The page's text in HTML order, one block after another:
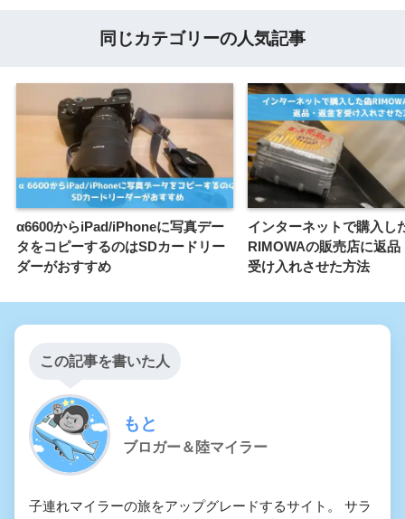
同じカテゴリーの人気記事
α6600からiPad/iPhoneに写真デー
タをコピーするのはSDカードリー
ダーがおすすめ
インターネットで購入し
RIMOWAの販売店に返品
受け入れさせた方法
この記事を書いた人
もと
ブロガー＆陸マイラー
子連れマイラーの旅をアップグレードするサイト。 サラ